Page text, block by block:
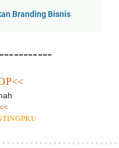
Branding Bisnis